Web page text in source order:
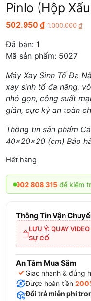
Pinlo (Hộp
502.950 ₫ 1.000.000₫
Đã bán: 1
Mã sản phẩm: 5027
Máy Xay Sinh Tố Đa
xay sinh tố đa năng,
nhỏ gọn, công suất
giản, cực kỳ an toàn
Thông tin sản phẩm
40x20x20 (cm) Bảo
Hết hàng
808 315để kiểm tra
Thông Tin Vận
LƯU Ý: QUAY
SỰ CỐ
An Tâm Mua Sắm
✓ Giao nhanh & đúng
Được hoàn tiền
Đổi trả miễn phí